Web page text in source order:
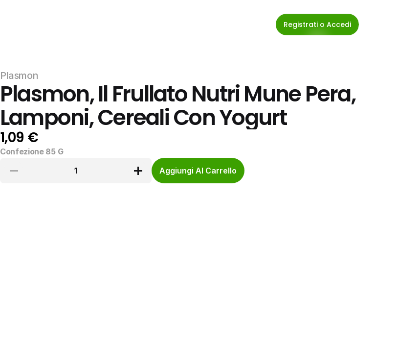
Registrati o Accedi
Plasmon
Plasmon, Il Frullato Nutri Mune Pera,
Lamponi, Cereali Con Yogurt
1,09 €
Confezione 85 G
1
Aggiungi Al Carrello